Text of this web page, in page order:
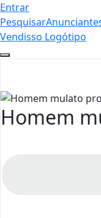
Entrar
Pesquisar
Vendisso Logótipo
Homem